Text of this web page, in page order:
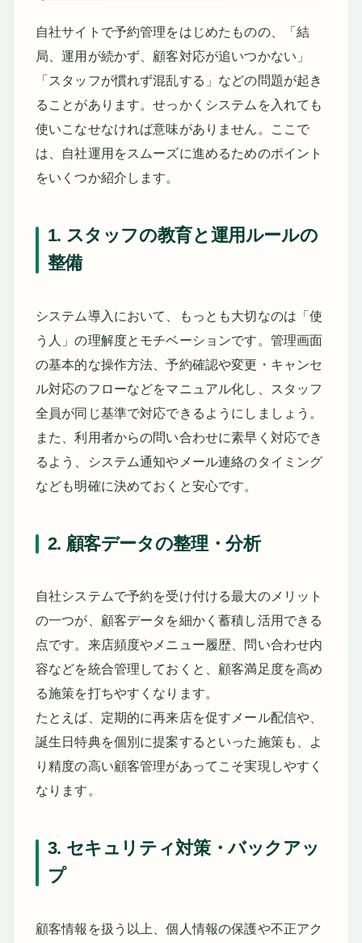
自社サイトで予約管理をはじめたものの、「結
局、運用が続かず、顧客対応が追いつかない」
「スタッフが慣れず混乱する」などの問題が起き
ることがあります。せっかくシステムを入れても
使いこなせなければ意味がありません。ここで
は、自社運用をスムーズに進めるためのポイント
をいくつか紹介します。
1. スタッフの教育と運用ルールの
整備
システム導入において、もっとも大切なのは「使
う人」の理解度とモチベーションです。管理画面
の基本的な操作方法、予約確認や変更・キャンセ
ル対応のフローなどをマニュアル化し、スタッフ
全員が同じ基準で対応できるようにしましょう。
また、利用者からの問い合わせに素早く対応でき
るよう、システム通知やメール連絡のタイミング
なども明確に決めておくと安心です。
2. 顧客データの整理・分析
自社システムで予約を受け付ける最大のメリット
の一つが、顧客データを細かく蓄積し活用できる
点です。来店頻度やメニュー履歴、問い合わせ内
容などを統合管理しておくと、顧客満足度を高め
る施策を打ちやすくなります。
たとえば、定期的に再来店を促すメール配信や、
誕生日特典を個別に提案するといった施策も、よ
り精度の高い顧客管理があってこそ実現しやすく
なります。
3. セキュリティ対策・バックアッ
プ
顧客情報を扱う以上、個人情報の保護や不正アク